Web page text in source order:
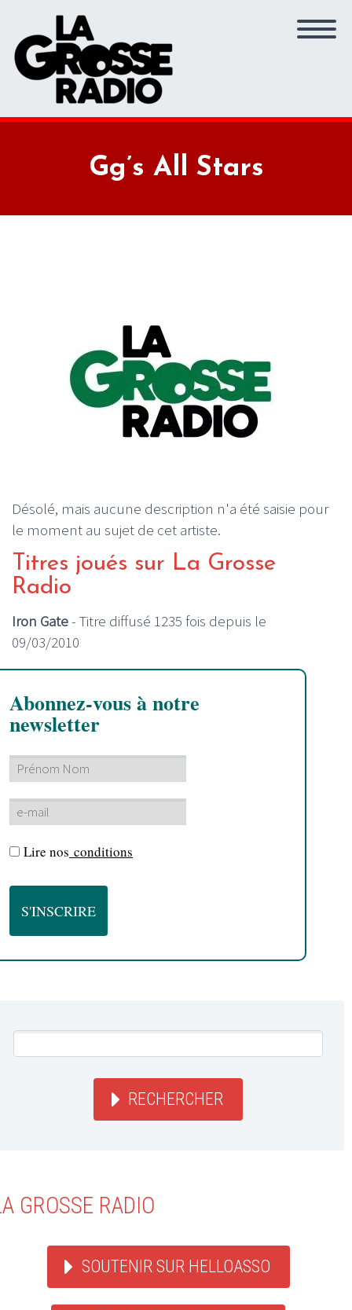
Gg’s All Stars
Désolé, mais aucune description n'a été saisie pour
le moment au sujet de cet artiste.
Titres joués sur La Grosse
Radio
Iron Gate- Titre diffusé 1235 fois depuis le
09/03/2010
Abonnez-vous à notre
newsletter
Lire nos conditions
RECHERCHER
GROSSE RADIO
SOUTENIR SUR HELLOASSO